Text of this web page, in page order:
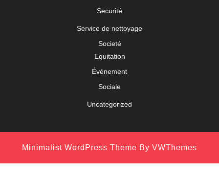
Securité
Service de nettoyage
Societé
Equitation
Événement
Sociale
Uncategorized
Minimalist WordPress Theme By VWThemes